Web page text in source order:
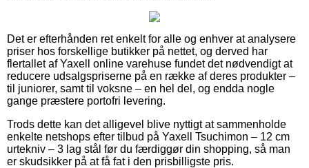
Det er efterhånden ret enkelt for alle og enhver at analysere
priser hos forskellige butikker på nettet, og derved har
flertallet af Yaxell online varehuse fundet det nødvendigt at
reducere udsalgspriserne på en række af deres produkter –
til juniorer, samt til voksne – en hel del, og endda nogle
gange præstere portofri levering.
Trods dette kan det alligevel blive nyttigt at sammenholde
enkelte netshops efter tilbud på Yaxell Tsuchimon – 12 cm
urtekniv – 3 lag stål før du færdiggør din shopping, så man
er skudsikker på at få fat i den prisbilligste pris.